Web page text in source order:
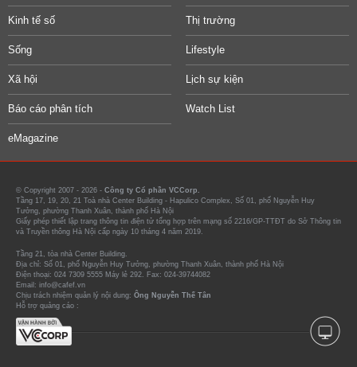
Kinh tế số Thị trường
Sống Lifestyle
Xã hội Lịch sự kiện
Báo cáo phân tích Watch List
eMagazine
© Copyright 2007 - 2026 - Công ty Cổ phần VCCorp.
Tầng 17, 19, 20, 21 Toà nhà Center Building - Hapulico Complex, Số 01, phố Nguyễn Huy
Tưởng, phường Thanh Xuân, thành phố Hà Nội
Giấy phép thiết lập trang thông tin điện tử tổng hợp trên mạng số 2216/GP-TTĐT do Sở Thông tin
và Truyền thông Hà Nội cấp ngày 10 tháng 4 năm 2019.
Tầng 21, tòa nhà Center Building.
Địa chỉ: Số 01, phố Nguyễn Huy Tưởng, phường Thanh Xuân, thành phố Hà Nội
Điện thoại: 024 7309 5555 Máy lẻ 292. Fax: 024-39744082
Email: info@cafef.vn
Chịu trách nhiệm quản lý nội dung: Ông Nguyễn Thế Tân
Hỗ trợ quảng cáo :